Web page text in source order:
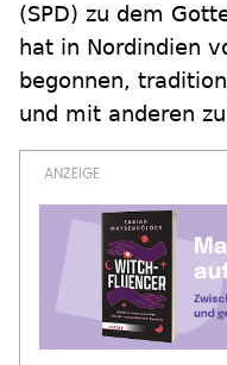
(SPD) zu dem
hat in Nordindien
begonnen,
und mit anderen